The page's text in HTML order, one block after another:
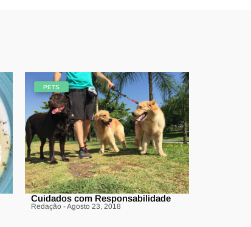
PETS
Cuidados com Responsabilidade
Redação - Agosto 23, 2018